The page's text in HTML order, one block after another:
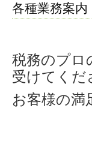
各種業務案内
税務のプロ
受けてくだ
お客様の満